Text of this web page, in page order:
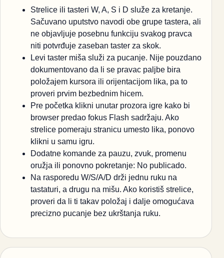
Strelice ili tasteri W, A, S i D služe za kretanje.
Sačuvano uputstvo navodi obe grupe tastera, ali
ne objavljuje posebnu funkciju svakog pravca
niti potvrđuje zaseban taster za skok.
Levi taster miša služi za pucanje. Nije pouzdano
dokumentovano da li se pravac paljbe bira
položajem kursora ili orijentacijom lika, pa to
proveri prvim bezbednim hicem.
Pre početka klikni unutar prozora igre kako bi
browser predao fokus Flash sadržaju. Ako
strelice pomeraju stranicu umesto lika, ponovo
klikni u samu igru.
Dodatne komande za pauzu, zvuk, promenu
oružja ili ponovno pokretanje: No publicado.
Na rasporedu W/S/A/D drži jednu ruku na
tastaturi, a drugu na mišu. Ako koristiš strelice,
proveri da li ti takav položaj i dalje omogućava
precizno pucanje bez ukrštanja ruku.